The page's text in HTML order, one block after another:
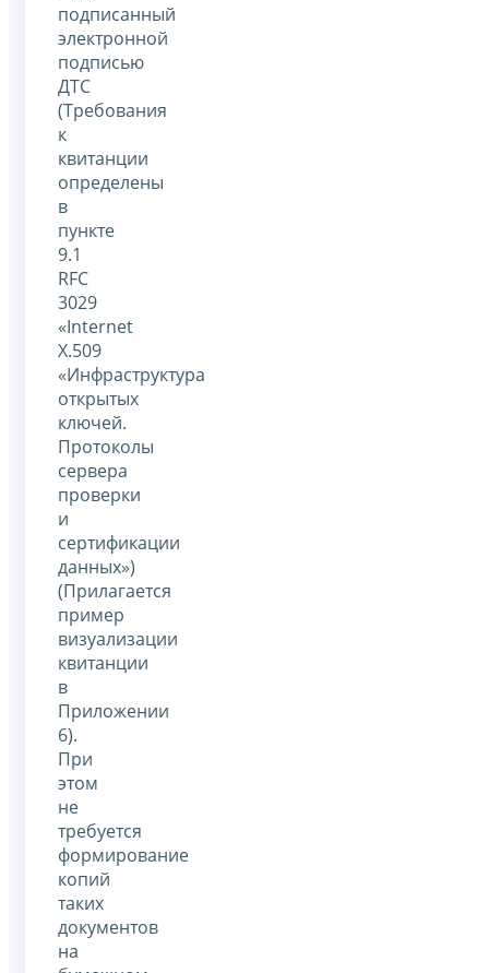
подписанный
электронной
подписью
ДТС
(Требования
к
квитанции
определены
в
пункте
9.1
RFC
3029
«Internet
X.509
«Инфраструктура
открытых
ключей.
Протоколы
сервера
проверки
и
сертификации
данных»)
(Прилагается
пример
визуализации
квитанции
в
Приложении
6).
При
этом
не
требуется
формирование
копий
таких
документов
на